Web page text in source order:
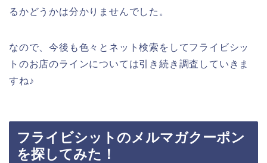
るかどうかは分かりませんでした。
なので、今後も色々とネット検索をしてフライビシッ
トのお店のラインについては引き続き調査していきま
すね♪
フライビシットのメルマガクーポン
を探してみた！